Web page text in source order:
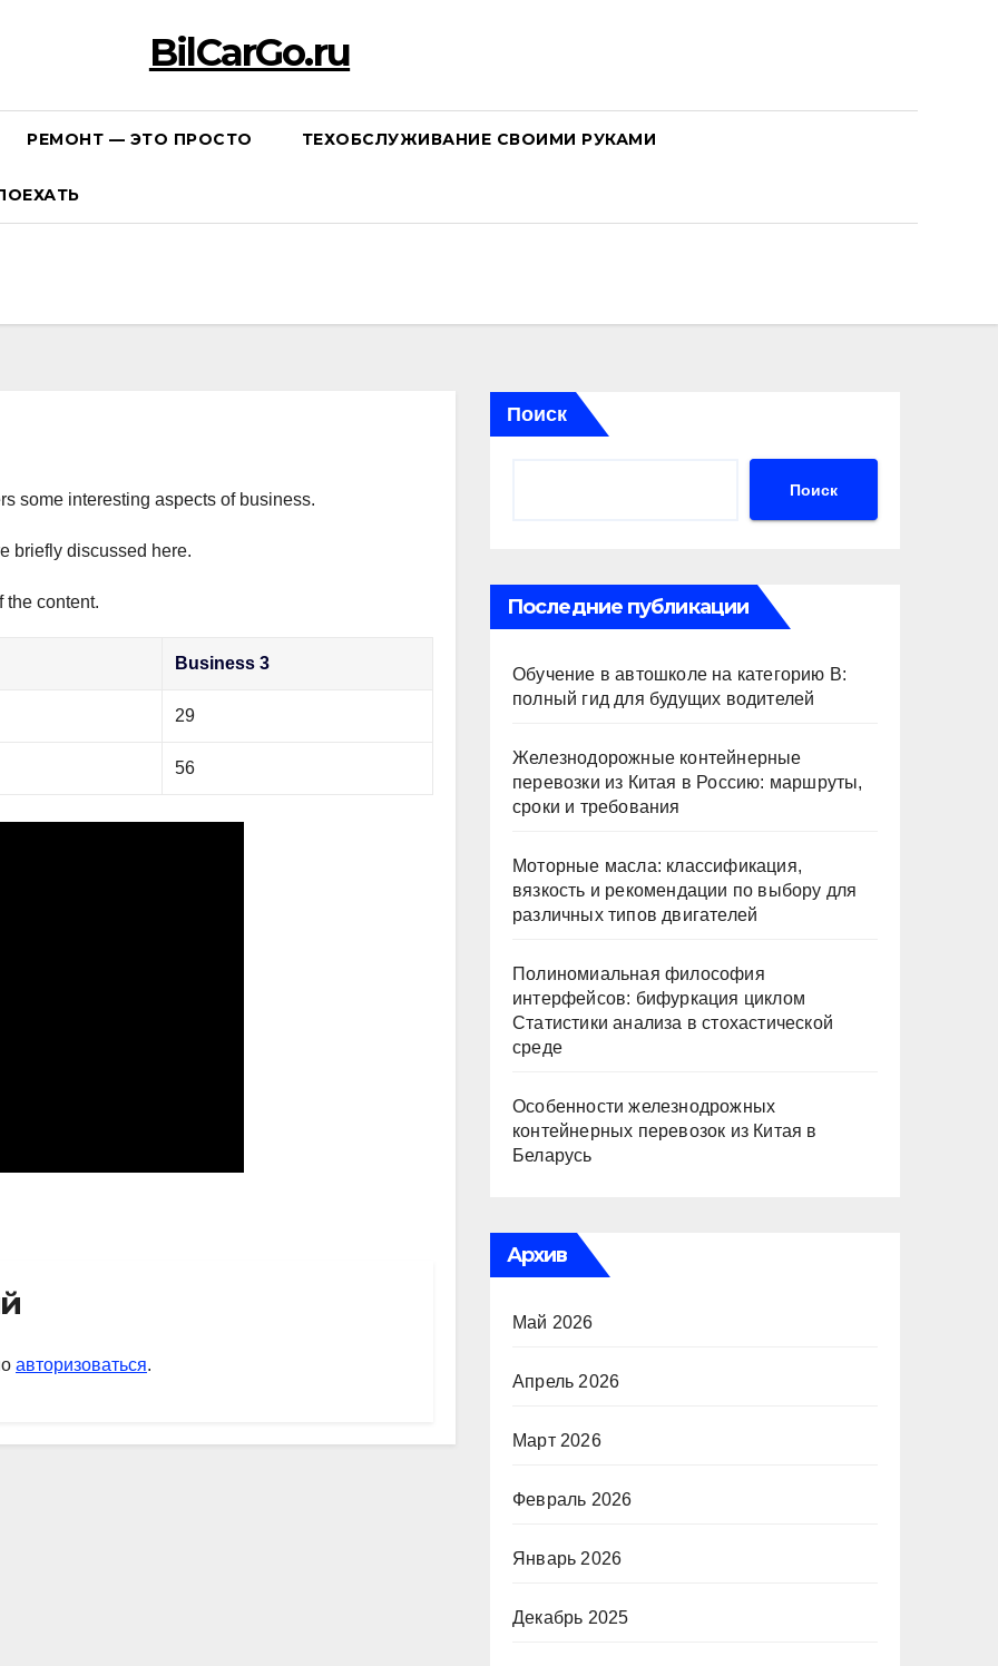
BilCarGo.ru
РЕМОНТ — ЭТО ПРОСТО ТЕХОБСЛУЖИВАНИЕ СВОИМИ РУКАМИ
some interesting aspects of business.
briefly discussed here.
the content.
Business 3
29
56
авторизоваться.
Поиск
Поиск
Последние публикации
Обучение в автошколе на категорию В:
полный гид для будущих водителей
Железнодорожные контейнерные
перевозки из Китая в Россию: маршруты,
сроки и требования
Моторные масла: классификация,
вязкость и рекомендации по выбору для
различных типов двигателей
Полиномиальная философия
интерфейсов: бифуркация циклом
Статистики анализа в стохастической
среде
Особенности железнодрожных
контейнерных перевозок из Китая в
Беларусь
Архив
Май 2026
Апрель 2026
Март 2026
Февраль 2026
Январь 2026
Декабрь 2025